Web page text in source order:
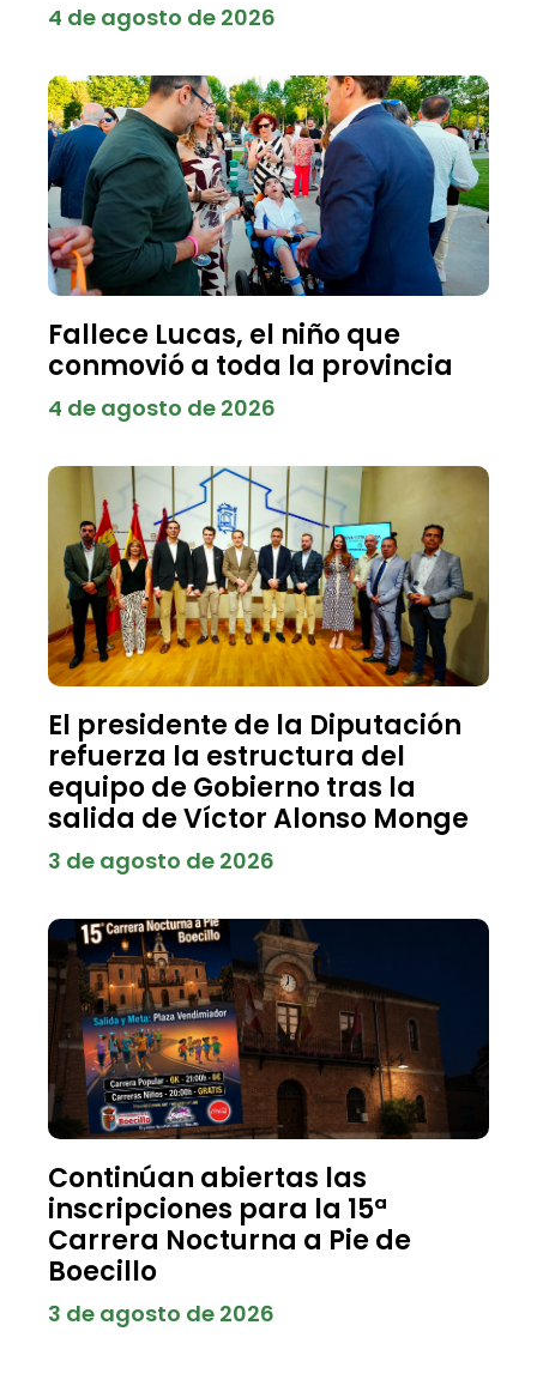
4 de agosto de 2026
Fallece Lucas, el niño que
conmovió a toda la provincia
4 de agosto de 2026
El presidente de la Diputación
refuerza la estructura del
equipo de Gobierno tras la
salida de Víctor Alonso Monge
3 de agosto de 2026
Continúan abiertas las
inscripciones para la 15ª
Carrera Nocturna a Pie de
Boecillo
3 de agosto de 2026